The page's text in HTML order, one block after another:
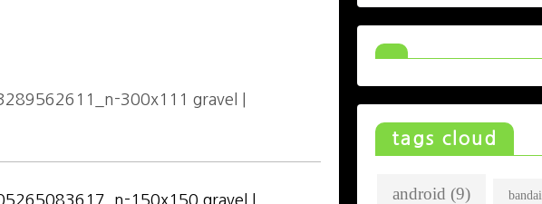
tags cloud
android (9) bandai